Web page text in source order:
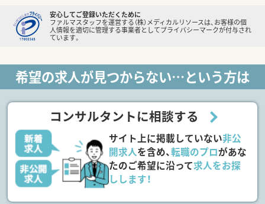
安心してご登録いただくために
ファルマスタッフを運営する（株）メディカルリソースは、お客様の個
人情報を適切に管理する事業者としてプライバシーマークが付与され
ています。
希望の求人が見つからない…という方は
コンサルタントに相談する
サイト上に掲載していない非公
開求人を含め、転職のプロがあな
たのご希望に沿って求人をお探
しします！